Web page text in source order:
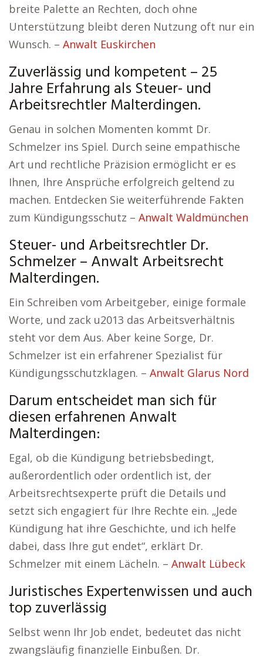
breite Palette an Rechten, doch ohne
Unterstützung bleibt deren Nutzung oft nur ein
Wunsch. – Anwalt Euskirchen
Zuverlässig und kompetent – 25
Jahre Erfahrung als Steuer- und
Arbeitsrechtler Malterdingen.
Genau in solchen Momenten kommt Dr.
Schmelzer ins Spiel. Durch seine empathische
Art und rechtliche Präzision ermöglicht er es
Ihnen, Ihre Ansprüche erfolgreich geltend zu
machen. Entdecken Sie weiterführende Fakten
zum Kündigungsschutz – Anwalt Waldmünchen
Steuer- und Arbeitsrechtler Dr.
Schmelzer – Anwalt Arbeitsrecht
Malterdingen.
Ein Schreiben vom Arbeitgeber, einige formale
Worte, und zack u2013 das Arbeitsverhältnis
steht vor dem Aus. Aber keine Sorge, Dr.
Schmelzer ist ein erfahrener Spezialist für
Kündigungsschutzklagen. – Anwalt Glarus Nord
Darum entscheidet man sich für
diesen erfahrenen Anwalt
Malterdingen:
Egal, ob die Kündigung betriebsbedingt,
außerordentlich oder ordentlich ist, der
Arbeitsrechtsexperte prüft die Details und
setzt sich engagiert für Ihre Rechte ein. „Jede
Kündigung hat ihre Geschichte, und ich helfe
dabei, dass Ihre gut endet“, erklärt Dr.
Schmelzer mit einem Lächeln. – Anwalt Lübeck
Juristisches Expertenwissen und auch
top zuverlässig
Selbst wenn Ihr Job endet, bedeutet das nicht
zwangsläufig finanzielle Einbußen. Dr.